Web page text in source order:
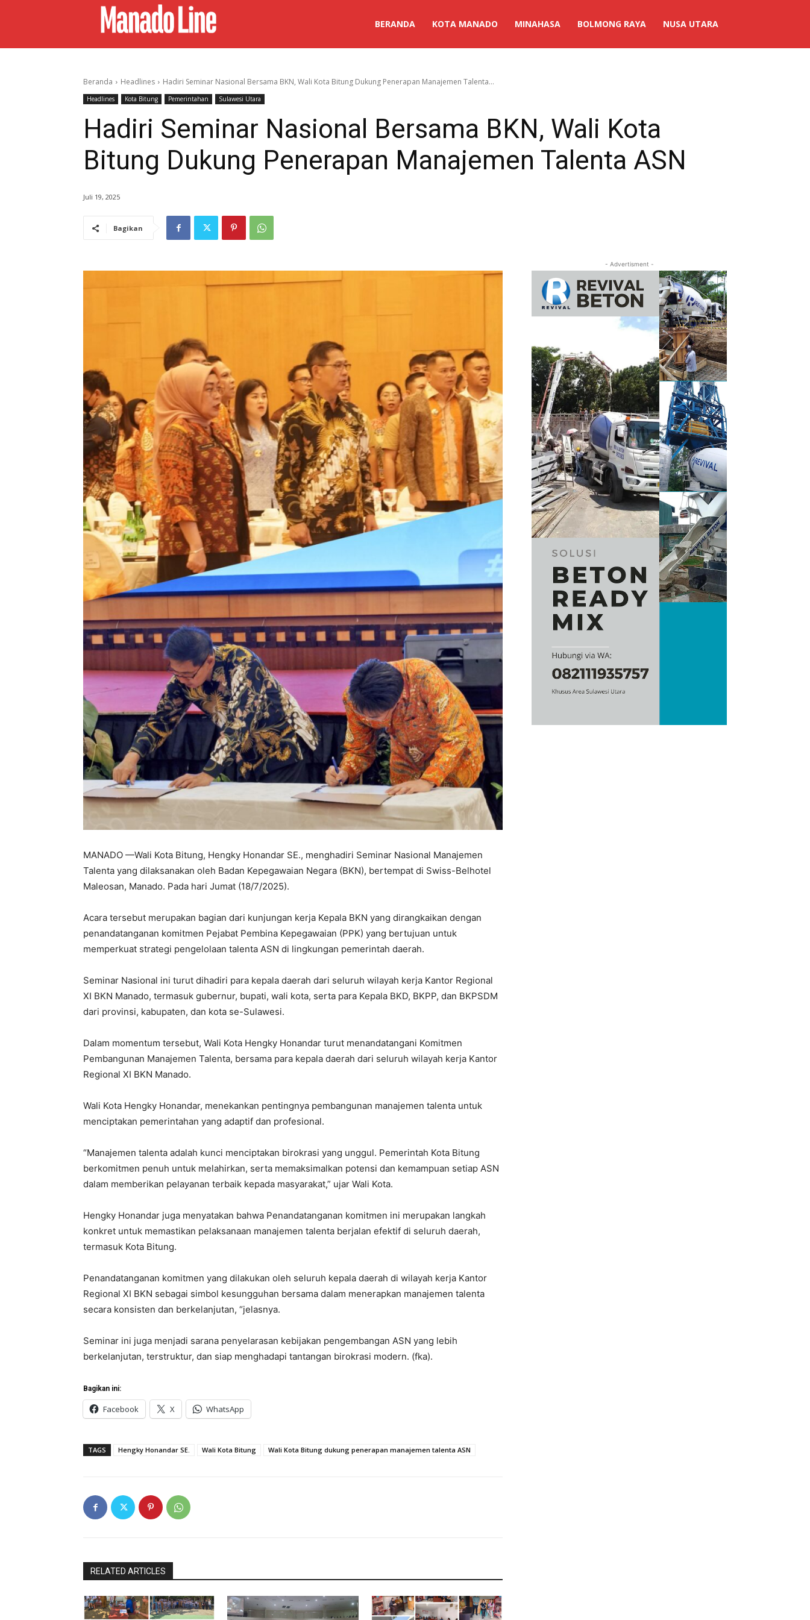
BERANDA KOTA MANADO MINAHASA BOLMONG RAYA NUSA UTARA
Beranda Headlines Hadiri Seminar Nasional Bersama BKN, Wali Kota Bitung Dukung Penerapan Manajemen Talenta...
Headlines Kota Bitung Pemerintahan Sulawesi Utara
Hadiri Seminar Nasional Bersama BKN, Wali Kota
Bitung Dukung Penerapan Manajemen Talenta ASN
Juli 19, 2025
Bagikan
MANADO —Wali Kota Bitung, Hengky Honandar SE., menghadiri Seminar Nasional Manajemen
Talenta yang dilaksanakan oleh Badan Kepegawaian Negara (BKN), bertempat di Swiss-Belhotel
Maleosan, Manado. Pada hari Jumat (18/7/2025).
Acara tersebut merupakan bagian dari kunjungan kerja Kepala BKN yang dirangkaikan dengan
penandatanganan komitmen Pejabat Pembina Kepegawaian (PPK) yang bertujuan untuk
memperkuat strategi pengelolaan talenta ASN di lingkungan pemerintah daerah.
Seminar Nasional ini turut dihadiri para kepala daerah dari seluruh wilayah kerja Kantor Regional
XI BKN Manado, termasuk gubernur, bupati, wali kota, serta para Kepala BKD, BKPP, dan BKPSDM
dari provinsi, kabupaten, dan kota se-Sulawesi.
Dalam momentum tersebut, Wali Kota Hengky Honandar turut menandatangani Komitmen
Pembangunan Manajemen Talenta, bersama para kepala daerah dari seluruh wilayah kerja Kantor
Regional XI BKN Manado.
Wali Kota Hengky Honandar, menekankan pentingnya pembangunan manajemen talenta untuk
menciptakan pemerintahan yang adaptif dan profesional.
“Manajemen talenta adalah kunci menciptakan birokrasi yang unggul. Pemerintah Kota Bitung
berkomitmen penuh untuk melahirkan, serta memaksimalkan potensi dan kemampuan setiap ASN
dalam memberikan pelayanan terbaik kepada masyarakat,” ujar Wali Kota.
Hengky Honandar juga menyatakan bahwa Penandatanganan komitmen ini merupakan langkah
konkret untuk memastikan pelaksanaan manajemen talenta berjalan efektif di seluruh daerah,
termasuk Kota Bitung.
Penandatanganan komitmen yang dilakukan oleh seluruh kepala daerah di wilayah kerja Kantor
Regional XI BKN sebagai simbol kesungguhan bersama dalam menerapkan manajemen talenta
secara konsisten dan berkelanjutan, “jelasnya.
Seminar ini juga menjadi sarana penyelarasan kebijakan pengembangan ASN yang lebih
berkelanjutan, terstruktur, dan siap menghadapi tantangan birokrasi modern. (fka).
Bagikan ini:
Facebook X WhatsApp
TAGS Hengky Honandar SE. Wali Kota Bitung Wali Kota Bitung dukung penerapan manajemen talenta ASN
RELATED ARTICLES
- Advertisment -